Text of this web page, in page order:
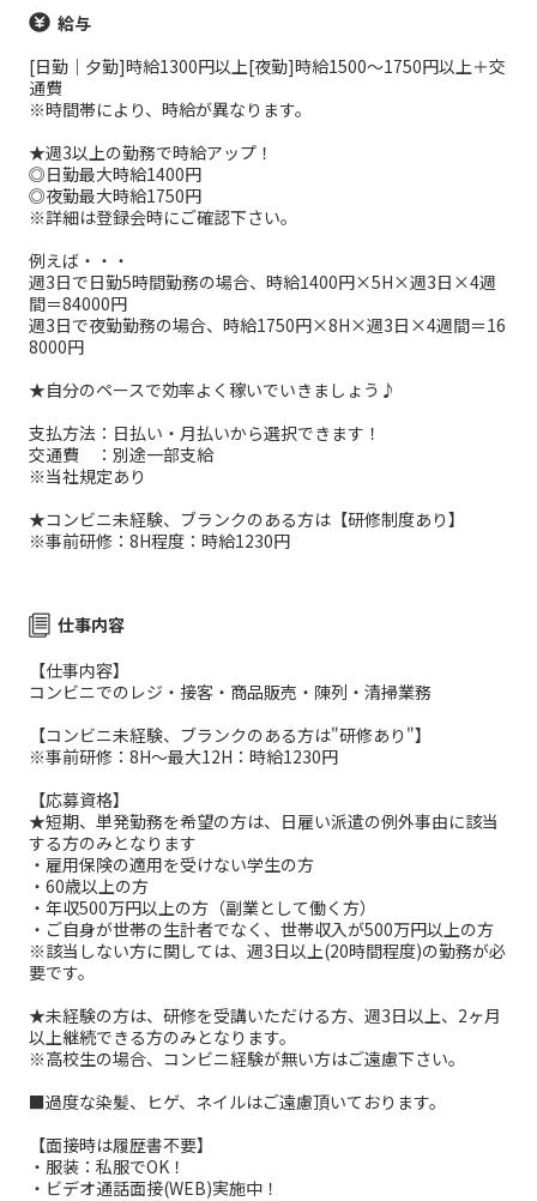
給与
[日勤｜夕勤]時給1300円以上[夜勤]時給1500～1750円以上＋交
通費
※時間帯により、時給が異なります。
★週3以上の勤務で時給アップ！
◎日勤最大時給1400円
◎夜勤最大時給1750円
※詳細は登録会時にご確認下さい。
例えば・・・
週3日で日勤5時間勤務の場合、時給1400円×5H×週3日×4週
間＝84000円
週3日で夜勤勤務の場合、時給1750円×8H×週3日×4週間＝16
8000円
★自分のペースで効率よく稼いでいきましょう♪
支払方法：日払い・月払いから選択できます！
交通費 ：別途一部支給
※当社規定あり
★コンビニ未経験、ブランクのある方は【研修制度あり】
※事前研修：8H程度：時給1230円
仕事内容
【仕事内容】
コンビニでのレジ・接客・商品販売・陳列・清掃業務
【コンビニ未経験、ブランクのある方は"研修あり"】
※事前研修：8H～最大12H：時給1230円
【応募資格】
★短期、単発勤務を希望の方は、日雇い派遣の例外事由に該当
する方のみとなります
・雇用保険の適用を受けない学生の方
・60歳以上の方
・年収500万円以上の方（副業として働く方）
・ご自身が世帯の生計者でなく、世帯収入が500万円以上の方
※該当しない方に関しては、週3日以上(20時間程度)の勤務が必
要です。
★未経験の方は、研修を受講いただける方、週3日以上、2ヶ月
以上継続できる方のみとなります。
※高校生の場合、コンビニ経験が無い方はご遠慮下さい。
■過度な染髪、ヒゲ、ネイルはご遠慮頂いております。
【面接時は履歴書不要】
・服装：私服でOK！
・ビデオ通話面接(WEB)実施中！